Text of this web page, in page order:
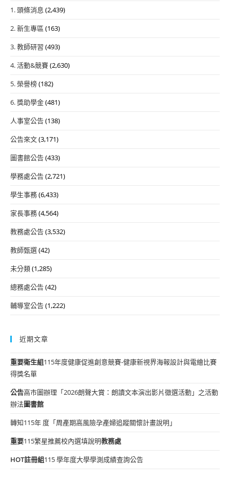
1. 頭條消息 (2,439)
2. 新生專區 (163)
3. 教師研習 (493)
4. 活動&競賽(2,630)
5. 榮譽榜(182)
6. 獎助學金(481)
人事室公告(138)
公告來文(3,171)
圖書館公告(433)
學務處公告(2,721)
學生事務(6,433)
家長事務(4,564)
教務處公告(3,532)
教師甄選(42)
未分類(1,285)
總務處公告(42)
輔導室公告(1,222)
近期文章
重要衛生組115年度健康促進創意競賽-健康新視界海報設計與電繪比賽
得獎名單
公告高市圖辦理「2026朗聲大賞：朗讀文本演出影片徵選活動」之活動
辦法圖書館
轉知115年 度「周產期高風險孕產婦追蹤關懷計畫說明」
重要115繁星推薦校內選填說明教務處
HOT註冊組115 學年度大學學測成績查詢公告